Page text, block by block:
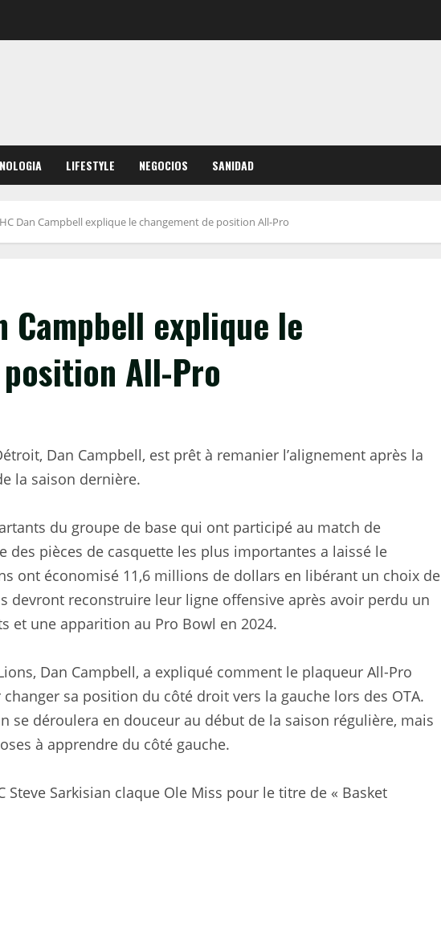
LIFESTYLE NEGOCIOS SANIDAD
Dan Campbell explique le changement de position All-Pro
Campbell explique le
All-Pro
Dan Campbell, est prêt à remanier l’alignement après la
la saison dernière.
du groupe de base qui ont participé au match de
des pièces de casquette les plus importantes a laissé le
ont économisé 11,6 millions de dollars en libérant un choix de
devront reconstruire leur ligne offensive après avoir perdu un
et une apparition au Pro Bowl en 2024.
Dan Campbell, a expliqué comment le plaqueur All-Pro
sa position du côté droit vers la gauche lors des OTA.
se déroulera en douceur au début de la saison régulière, mais
à apprendre du côté gauche.
Steve Sarkisian claque Ole Miss pour le titre de « Basket